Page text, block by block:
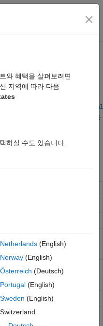
토글
수, 루트 함수
도 MATLAB
expm1
수치적 반올림 오차를 보정하는
2의 거듭제곱을 구합니다.
소수점 숫자 분해
거듭제곱이 갖는 지수
근
및 부동소수점 숫자의
와 혜택을 살펴보려면
지역에 따라 다음
하실 수도 있습니다.
Netherlands(English)
Norway(English)
Österreich (Deutsch)
Portugal(English)
Sweden (English)
Switzerland